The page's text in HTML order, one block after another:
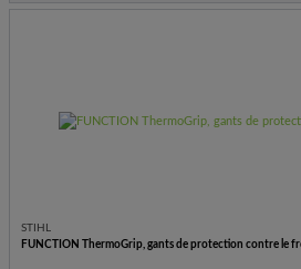
STIHL
FUNCTION ThermoGrip, gants de protection contre le